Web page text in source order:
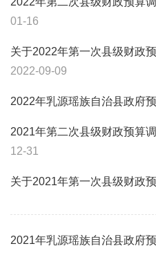
01-16
关于2022年第一次县级财政
2022-09-09
2022年乳源瑶族自治县政府
2021年第二次县级财政预算
12-31
关于2021年第一次县级财政
2021年乳源瑶族自治县政府